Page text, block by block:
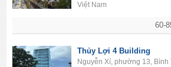
60-
Việt Nam
Thủy Lợi 4 Building
Nguyễn Xí, phường 13, Bình